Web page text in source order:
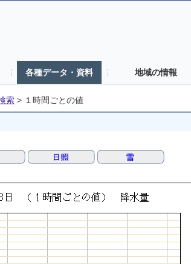
各種データ・資料 地域の情報
索 > １時間ごとの値